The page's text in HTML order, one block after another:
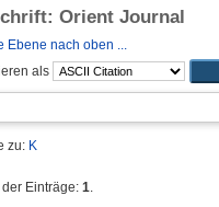
Orient Journal
Ebene nach oben ...
als
zu: K
Einträge: 1.